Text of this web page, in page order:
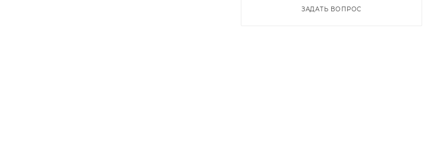
ЗАДАТЬ ВОПРОС